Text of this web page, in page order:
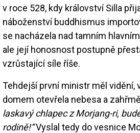
v roce 528, kdy království Silla
náboženství buddhismus
se nacházela nad tamním
ale její honosnost postupně
vzrůstající síle říše.
Tehdejší první ministr měl vidění,
domem otevřela nebesa a
laskavý chlapec z Morjang-ri,
rodině!“Vyslal tedy do vesnice